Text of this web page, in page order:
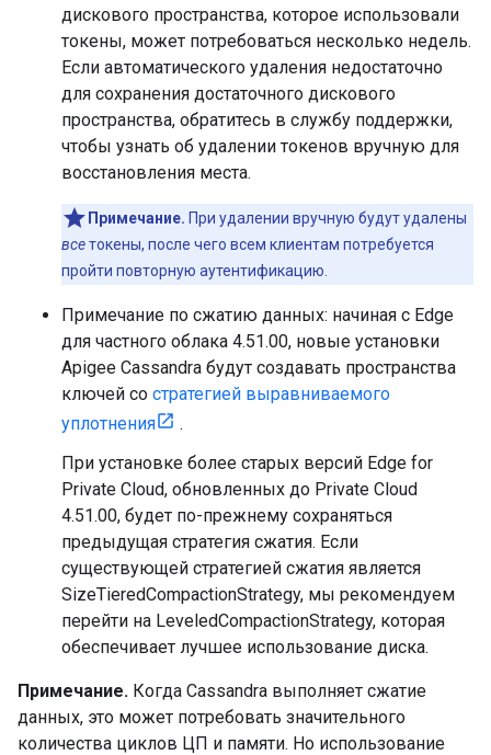
дискового пространства, которое использовали
токены, может потребоваться несколько недель.
Если автоматического удаления недостаточно
для сохранения достаточного дискового
пространства, обратитесь в службу поддержки,
чтобы узнать об удалении токенов вручную для
восстановления места.
Примечание. При удалении вручную будут удалены
всетокены, после чего всем клиентам потребуется
пройти повторную аутентификацию.
Примечание по сжатию данных: начиная с Edge
для частного облака 4.51.00, новые установки
Apigee Cassandra будут создавать пространства
ключей со стратегией выравниваемого
уплотнения
.
При установке более старых версий Edge for
Private Cloud, обновленных до Private Cloud
4.51.00, будет по-прежнему сохраняться
предыдущая стратегия сжатия. Если
существующей стратегией сжатия является
SizeTieredCompactionStrategy, мы рекомендуем
перейти на LeveledCompactionStrategy, которая
обеспечивает лучшее использование диска.
Примечание. Когда Cassandra выполняет сжатие
данных, это может потребовать значительного
количества циклов ЦП и памяти. Но использование